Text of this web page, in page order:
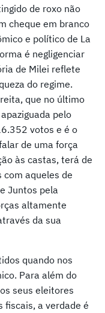
de roxo não
cheque em branco
e político de La
é negligenciar
de Milei reflete
do regime.
que no último
pelo
votos e é o
de uma força
às castas, terá de
aqueles de
Juntos pela
altamente
da sua
quando nos
Para além do
seus eleitores
fiscais, a verdade é